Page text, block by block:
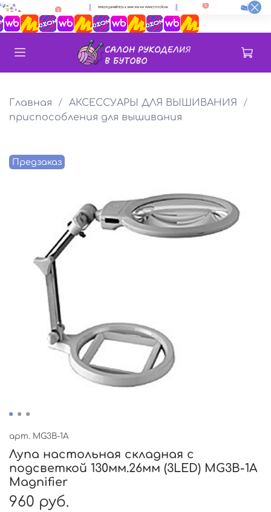
Главная
АКСЕССУАРЫ ДЛЯ ВЫШИВАНИЯ
приспособления для вышивания
Предзаказ
арт. MG3B-1A
Лупа настольная складная с
подсветкой 130мм.26мм (3LED) MG3B-1A
Magnifier
960 руб.